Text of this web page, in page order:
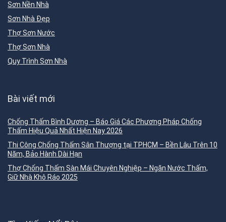
Sơn Nền Nhà
Sơn Nhà Đẹp
Thợ Sơn Nước
Thợ Sơn Nhà
Quy Trình Sơn Nhà
Bài viết mới
Chống Thấm Bình Dương – Báo Giá Các Phương Pháp Chống
Thấm Hiệu Quả Nhất Hiện Nay 2026
Thi Công Chống Thấm Sân Thượng tại TPHCM – Bền Lâu Trên 10
Năm, Bảo Hành Dài Hạn
Thợ Chống Thấm Sàn Mái Chuyên Nghiệp – Ngăn Nước Thấm,
Giữ Nhà Khô Ráo 2025